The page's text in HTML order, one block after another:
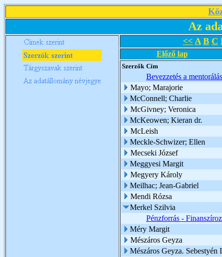
Az
<< A B C
Előző lap
Szerzők Cím
Bevezzetés a
Mayo; Marajorie
McConnell; Charlie
McGivney; Veronica
McKeowen; Kieran dr.
McLeish
Meckle-Schwizer; Ellen
Mecseki József
Meggyesi Margit
Megyery Károly
Meilhac; Jean-Gabriel
Mendi Rózsa
Merkel Szilvia
Pénzforrás -
Méry Margit
Mészáros Geyza
Mészáros Geyza. Sebestyén